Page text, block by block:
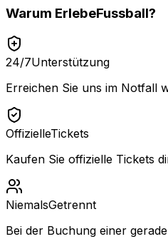
Warum ErlebeFussball?
24/7Unterstützung
Erreichen Sie uns im Notfall
OffizielleTickets
Kaufen Sie offizielle Tickets
NiemalsGetrennt
Bei der Buchung einer